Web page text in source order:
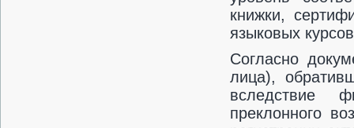
книжки,
языковых
Согласно
лица),
вследствие
преклонного